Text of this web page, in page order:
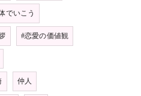
でいこう
#恋愛の価値観
仲人